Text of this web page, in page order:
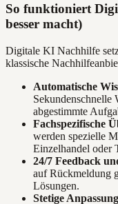
So funktioniert
besser macht)
Digitale KI Nachhilfe
klassische
Automatische
Sekundenschnelle
abgestimmte
Fachspezifische
werden spezielle
Einzelhandel oder
24/7 Feedback
auf Rückmeldung
Lösungen.
Stetige